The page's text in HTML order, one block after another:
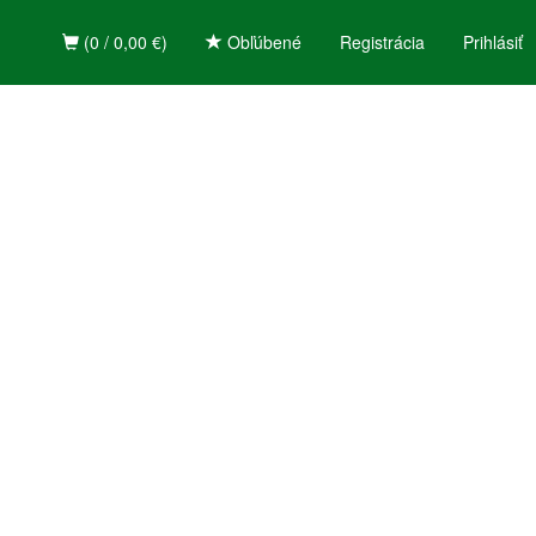
Registrácia Prihlásiť
(0 / 0,00 €) Obľúbené